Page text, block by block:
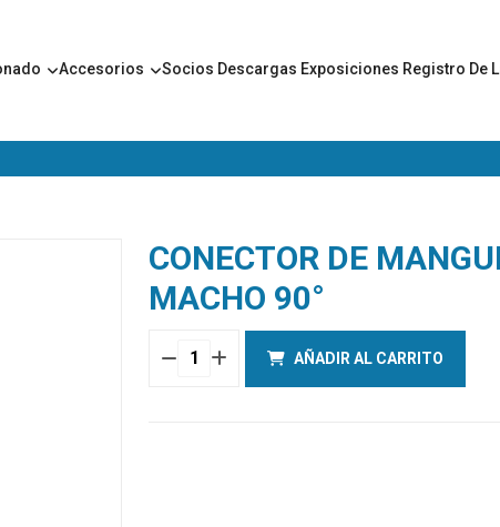
Accesorios Socios Descargas Exposiciones Registro De
CONECTOR DE
MACHO 90°
Cantidad
AÑADIR AL CARRITO